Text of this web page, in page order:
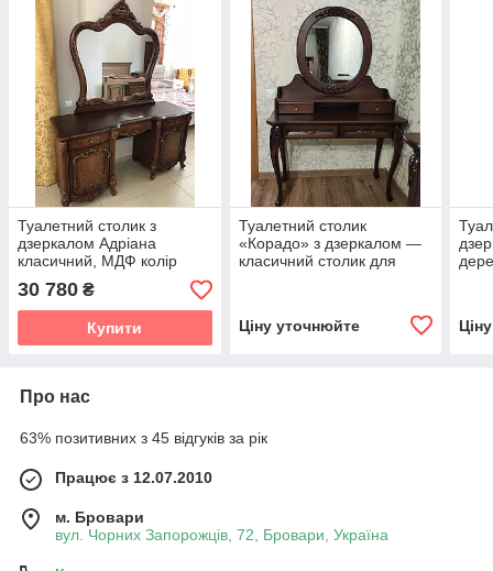
Туалетний столик з
дзеркалом Адріана
класичний, МДФ колір
горіх
30 780 ₴
Купити
Туалетний столик
«Корадо» з дзеркалом —
класичний столик для
Ціну уточнюйте
Про нас
63% позитивних з 45 відгуків за рік
Працює з 12.07.2010
м. Бровари
вул. Чорних Запорожців, 72, Бровари, Україна